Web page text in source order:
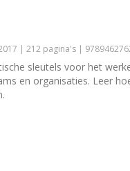
| 212 pagina's |
sleutels voor het
en organisaties. Leer